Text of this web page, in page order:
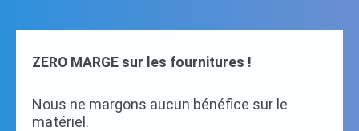
ZERO MARGE sur les fournitures !
Nous ne margons aucun bénéfice sur le
matériel.